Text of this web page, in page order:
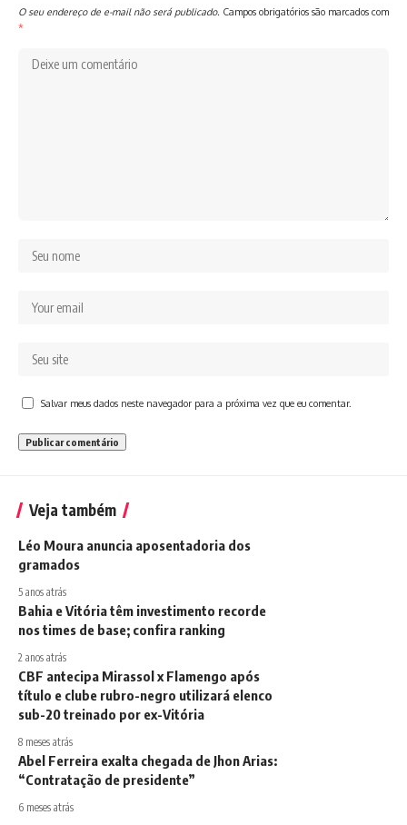
O seu endereço de e-mail não será publicado. Campos obrigatórios são marcados com
*
Salvar meus dados neste navegador para a próxima vez que eu comentar.
Veja também
Léo Moura anuncia aposentadoria dos
gramados
5 anos atrás
Bahia e Vitória têm investimento recorde
nos times de base; confira ranking
2 anos atrás
CBF antecipa Mirassol x Flamengo após
título e clube rubro-negro utilizará elenco
sub-20 treinado por ex-Vitória
8 meses atrás
Abel Ferreira exalta chegada de Jhon Arias:
“Contratação de presidente”
6 meses atrás